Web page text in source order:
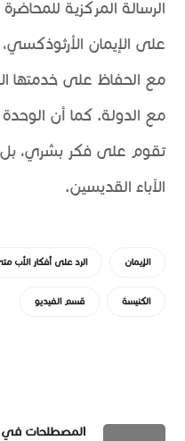
الرسالة المركزية
على الإيمان الأرثوذكسي،
مع الحفاظ على خدمتها
مع الدولة. كما أن
تقوم على فكر بشري، بل
الآباء القديسين.
الإيمان الرد على أفكار الأب
الكنيسة قسم الفيديو
المصطلحات في